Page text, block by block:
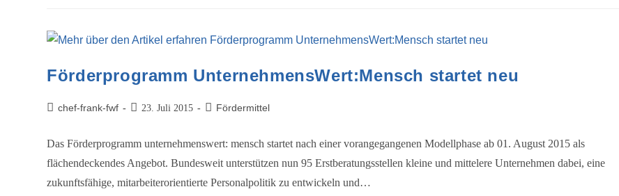
Förderprogramm UnternehmensWert:Mensch startet neu
chef-frank-fwf 23. Juli 2015 Fördermittel
Das Förderprogramm unternehmenswert: mensch startet nach einer vorangegangenen Modellphase ab 01. August 2015 als
flächendeckendes Angebot. Bundesweit unterstützen nun 95 Erstberatungsstellen kleine und mittelere Unternehmen dabei, eine
zukunftsfähige, mitarbeiterorientierte Personalpolitik zu entwickeln und…